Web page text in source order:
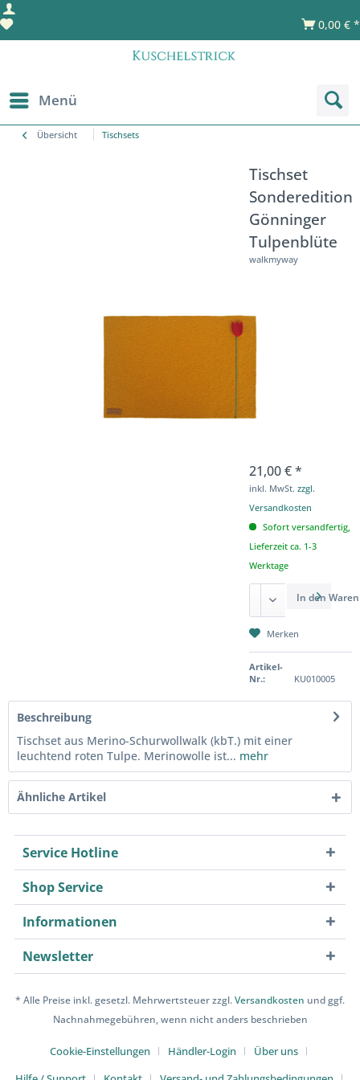
0,00 € *
Menü
Übersicht Tischsets
Tischset
Sonderedition
Gönninger
Tulpenblüte
walkmyway
21,00 € *
inkl. MwSt. zzgl.
Versandkosten
Sofort versandfertig,
Lieferzeit ca. 1-3
Werktage
In den
Merken
Artikel-
Nr.:
KU010005
Beschreibung
Tischset aus Merino-Schurwollwalk (kbT.) mit einer
leuchtend roten Tulpe. Merinowolle ist... mehr
Ähnliche Artikel
Service Hotline
Shop Service
Informationen
Newsletter
* Alle Preise inkl. gesetzl. Mehrwertsteuer zzgl.Versandkosten und ggf.
Nachnahmegebühren, wenn nicht anders beschrieben
Cookie-Einstellungen Händler-Login
Über uns